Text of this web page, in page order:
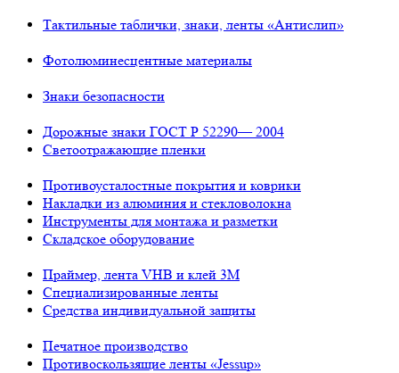
Тактильные таблички, знаки, ленты «Антислип»
Фотолюминесцентные материалы
Знаки безопасности
Дорожные знаки ГОСТ Р 52290— 2004
Светоотражающие пленки
Противоусталостные покрытия и коврики
Накладки из алюминия и стекловолокна
Инструменты для монтажа и разметки
Складское оборудование
Праймер, лента VHB и клей 3М
Специализированные ленты
Средства индивидуальной защиты
Печатное производство
Противоскользящие ленты «Jessup»